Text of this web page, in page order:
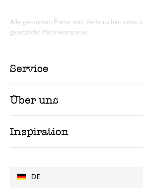
DE
Alle genannten Preise sind Verbraucherpreise
gesetzliche Mehrwertsteuer.
Service
Über uns
Inspiration